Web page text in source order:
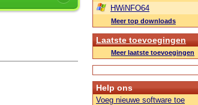
HWiNFO64
Meer top downloads
Laatste toevoegingen
Meer laatste toevoegingen
Help ons
Voeg nieuwe software toe